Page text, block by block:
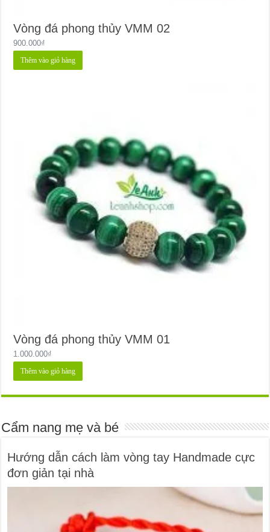
Vòng đá phong thủy VMM 02
900.000₫
Thêm vào giỏ hàng
Vòng đá phong thủy VMM 01
1.000.000₫
Thêm vào giỏ hàng
Cẩm nang mẹ và bé
Hướng dẫn cách làm vòng tay Handmade cực
đơn giản tại nhà